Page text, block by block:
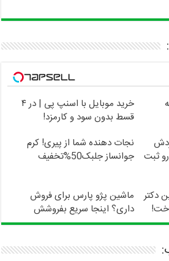
خرید موبایل با اسنپ پی | در ۴
قسط بدون سود و کارمزد!
ثبت
نجات دهنده شما از پیری! کرم
جوانساز جلبک50%تخفیف
دکتر
ماشین پژو پارس برای فروش
داری؟ اینجا سریع بفروشش